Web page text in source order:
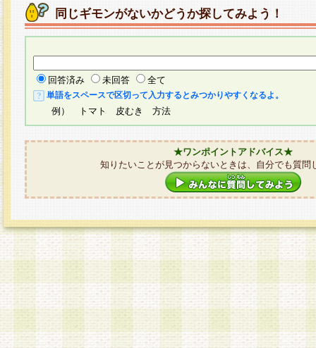
同じギモンがないかどうか探してみよう！
回答済み 未回答 全て
単語をスペースで区切って入力するとみつかりやすくなるよ。
例） トマト 皮むき 方法
★ワンポイントアドバイス★
知りたいことが見つからないときは、自分でも質問